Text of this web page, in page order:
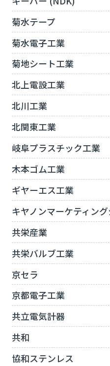
菊水テープ
菊水電子工業
菊地シート工業
北上電設工業
北川工業
北関東工業
岐阜プラスチック工業
木本ゴム工業
ギヤーエス工業
キヤノンマーケティン
共栄産業
共栄バルブ工業
京セラ
京都電子工業
共立電気計器
共和
協和ステンレス